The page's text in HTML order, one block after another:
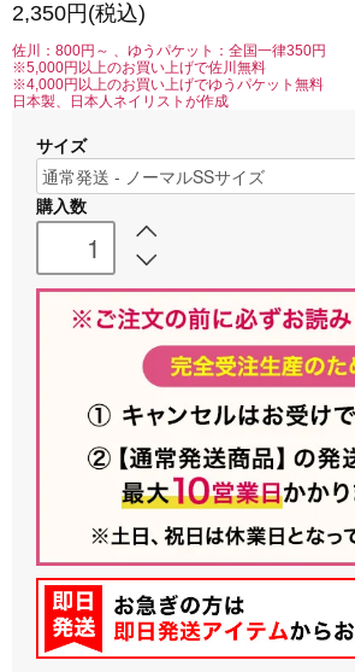
2,350円(税込)
佐川：800円～ 、ゆうパケット：全国一律350円
※5,000円以上のお買い上げで佐川無料
※4,000円以上のお買い上げでゆうパケット無料
日本製、日本人ネイリストが作成
サイズ
購入数